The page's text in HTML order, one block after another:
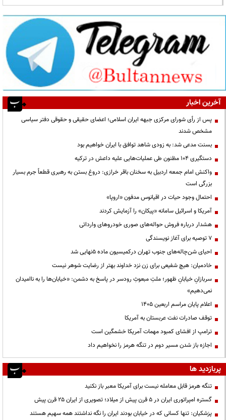
آخرین اخبار
پس از رأی شورای مرکزی جبهه ایران اسلامی؛ اعضای حقیقی و حقوقی دفتر سیاسی
مشخص شدند
بسنت مدعی شد: به زودی شاهد توافق با ایران خواهیم بود
دستگیری ۱۰۴ مظنون طی عملیات‌هایی علیه داعش در ترکیه
واکنش امام جمعه اردبیل به سخنان باقر خرازی: دروغ بستن به رهبری قطعاً جرم بسیار
بزرگی است
احتمال وجود حیات در اقیانوس مدفون «اروپا»
آمریکا و اسرائیل سامانه «پیکان» را آزمایش کردند
هشدار درباره فروش حواله‌های صوری خودروهای وارداتی
۷ توصیه برای آغاز نویسندگی
احیای شن‌چاله‌های جنوب تهران درکمیسیون ماده ۵نهایی شد
خادمیان: هیچ شفیعی برای زن نزد خداوند بهتر از رضایت شوهر نیست
سربازانِ خیابانِ ظهور؛ ملتِ مبعوثِ رودسر در پاسخ به دشمن: «خیابان‌ها را به ناامیدان
نمی‌دهیم»
اعلام پایان مراسم اربعین ۱۴۰۵
توقف صادرات نفت عربستان به آمریکا
ترامپ از افشای کمبود مهمات آمریکا خشمگین است
اجازه باز شدن مسیر دوم در تنگه هرمز را نخواهیم داد
پربازدید ها
تنگه هرمز قابل معامله نیست برای آمریکا معبر باز نکنید
گستره امپراتوری ایران در ۵ قرن پیش از میلاد؛ تصویری از ایران ۲۵ قرن پیش
پزشکیان: تنها کسانی که در خیابان بودند ایران را نگه نداشتند همه سهیم هستند